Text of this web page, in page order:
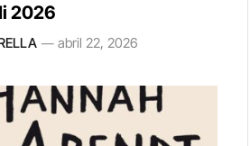
2026
abril 22, 2026